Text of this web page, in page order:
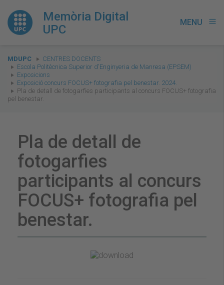
Memòria Digital
UPC
MENU menu
You
are
here:
MDUPC
CENTRES DOCENTS
Escola Politècnica Superior d'Enginyeria de Manresa (EPSEM)
Exposicions
Exposició concurs FOCUS+ fotografia pel benestar. 2024.
Pla de detall de fotogarfies participants al concurs FOCUS+ fotografia
pel benestar.
Pla de detall de
fotogarfies
participants al concurs
FOCUS+ fotografia pel
benestar.